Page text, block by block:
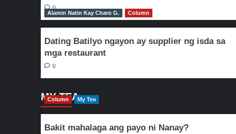
0
Alamin Natin Kay Charo G.
Column
Dating Batilyo ngayon ay supplier ng isda sa
mga restaurant
0
MY TEA
Column My Tea
Bakit mahalaga ang payo ni Nanay?